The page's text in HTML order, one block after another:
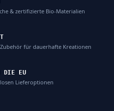
& zertifizierte Bio-Materialien
für dauerhafte Kreationen
DIE EU
Lieferoptionen